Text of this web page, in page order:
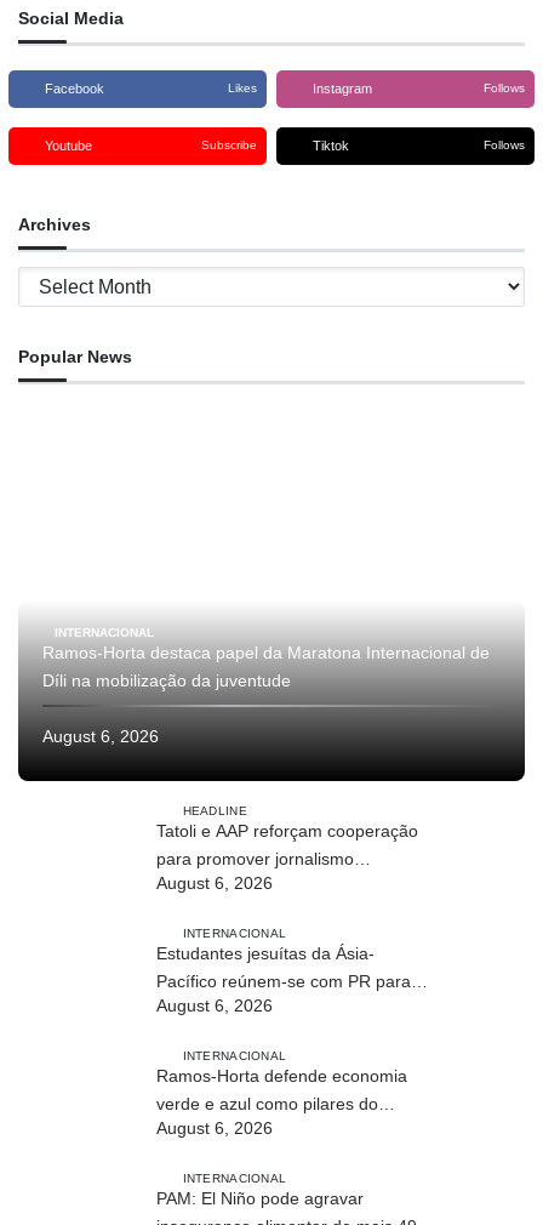
Social Media
Facebook Likes Instagram Follows
Youtube Subscribe Tiktok Follows
Archives
Archives
Popular News
INTERNACIONAL
Ramos-Horta destaca papel da Maratona Internacional de
Díli na mobilização da juventude
August 6, 2026
HEADLINE
Tatoli e AAP reforçam cooperação
para promover jornalismo
profissional em Timor-Leste
August 6, 2026
INTERNACIONAL
Estudantes jesuítas da Ásia-
Pacífico reúnem-se com PR para
conhecer processo de paz no país
August 6, 2026
INTERNACIONAL
Ramos-Horta defende economia
verde e azul como pilares do
desenvolvimento sustentável de
August 6, 2026
INTERNACIONAL
PAM: El Niño pode agravar